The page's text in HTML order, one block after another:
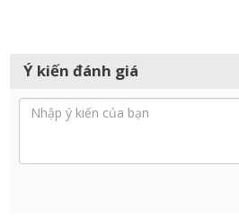
Ý kiến đánh giá